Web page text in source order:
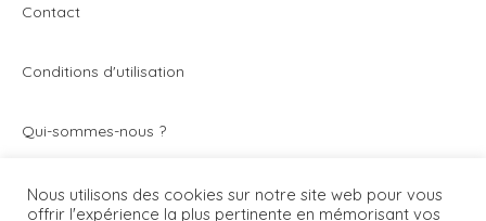
Contact
Conditions d'utilisation
Qui-sommes-nous ?
Vivez toute l’actualité du secteur de la montre et de
Nous utilisons des cookies sur notre site web pour vous
offrir l'expérience la plus pertinente en mémorisant vos